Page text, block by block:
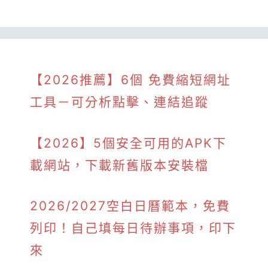
【2026推薦】6個 免費縮短網址
工具－可分析點擊、連結追蹤
【2026】5個安全可用的APK下
載網站，下載新舊版本安裝檔
2026/2027空白日曆範本，免費
列印！自己填每日待辦事項，印下
來